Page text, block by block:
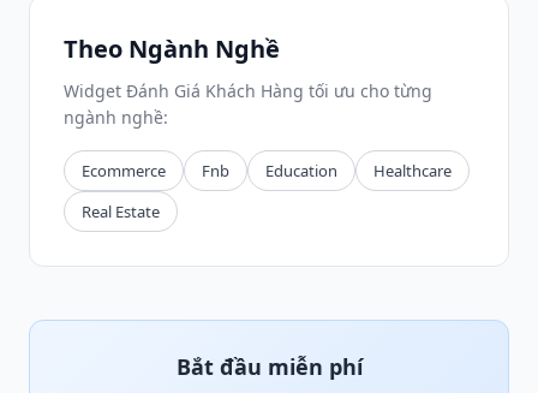
Theo Ngành Nghề
Widget Đánh Giá Khách Hàng tối ưu cho từng
ngành nghề:
Ecommerce Fnb Education
Healthcare
Real Estate
Bắt đầu miễn phí